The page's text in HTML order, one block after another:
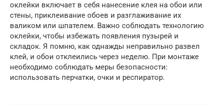
оклейки включает в себя нанесение клея на обои или
стены, приклеивание обоев и разглаживание их
валиком или шпателем. Важно соблюдать технологию
оклейки, чтобы избежать появления пузырей и
складок. Я помню, как однажды неправильно развел
клей, и обои отклеились через неделю. При монтаже
необходимо соблюдать меры безопасности:
использовать перчатки, очки и респиратор.